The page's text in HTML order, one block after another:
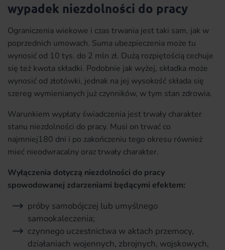
wypadek niezdolności do pracy
Ograniczenia wiekowe i czas trwania jest taki sam, jak w
poprzednich umowach. Suma ubezpieczenia może tu
wynosić od 10 tys. do 2 mln zł. Dużą rozpiętością cechuje
się też kwota składki. Podobnie jak wyżej, składka może
wynosić od złotówki, jednak na jej wysokość składa się
szereg wymienianych już czynników, w tym stan zdrowia.
Warunkiem wypłaty świadczenia jest trwały charakter
stanu niezdolności do pracy. Musi on trwać co
najmniej180 dni i po zakończeniu tego okresu również
mieć nieodwracalny oraz trwały charakter.
Wyłączenia dotyczą niezdolności do pracy
spowodowanej zdarzeniami będącymi efektem:
próby samobójczej lub umyślnego
samookaleczenia;
czynnego uczestnictwa w aktach przemocy,
działaniach wojennych, zbrojnych, wojskowych,